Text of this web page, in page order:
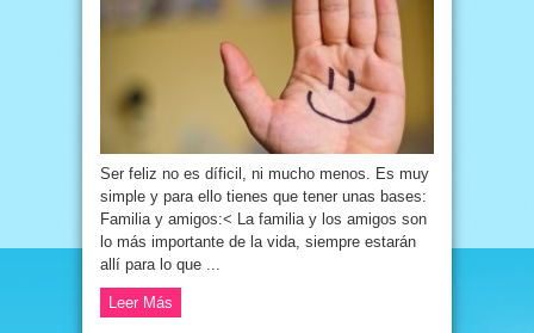
Ser feliz no es díficil, ni mucho menos. Es muy
simple y para ello tienes que tener unas bases:
Familia y amigos:< La familia y los amigos son
lo más importante de la vida, siempre estarán
allí para lo que ...
Leer Más